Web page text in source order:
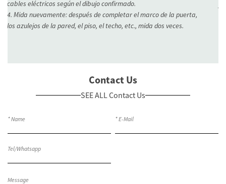
3. El plazo de entrega de producción está sujeto a contrato.
Contact Us
SEE ALL Contact Us